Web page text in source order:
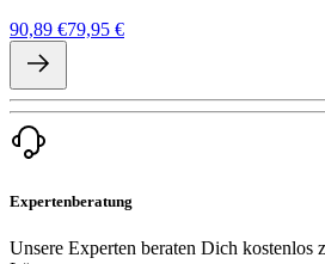
90,89 €79,95 €
Expertenberatung
Unsere Experten beraten Dich kostenlos